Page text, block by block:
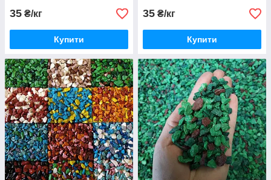
35 ₴/кг
Купити
35 ₴/кг
Купити